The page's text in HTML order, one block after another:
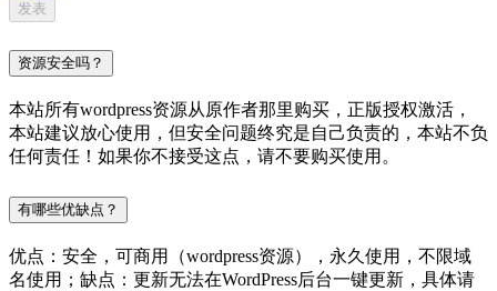
资源安全吗？
本站所有wordpress资源从原作者那里购买，正版授权激活，
本站建议放心使用，但安全问题终究是自己负责的，本站不负
任何责任！如果你不接受这点，请不要购买使用。
有哪些优缺点？
优点：安全，可商用（wordpress资源），永久使用，不限域
名使用；缺点：更新无法在WordPress后台一键更新，具体请